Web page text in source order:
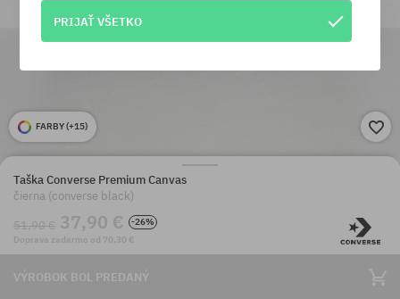
FARBY (+15)
Taška Converse Premium Canvas
čierna (converse black)
51,90 € 37,90 €
-26%
Doprava zadarmo od 70,30 €
VÝROBOK BOL PREDANÝ
PRIJAŤ VŠETKO